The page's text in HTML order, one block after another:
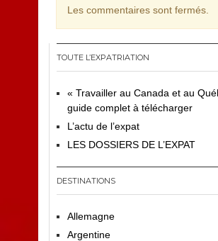
Les commentaires sont fermés.
TOUTE L’EXPATRIATION
« Travailler au Canada et au
guide complet à télécharger
L’actu de l’expat
LES DOSSIERS DE L’EXPAT
DESTINATIONS
Allemagne
Argentine